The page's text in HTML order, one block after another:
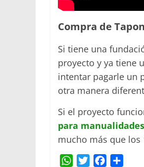
Compra de
Si tiene una
proyecto y ya tiene
intentar pagarle un
otra manera
Si el proyecto
para manualidades
mucho más que los
W